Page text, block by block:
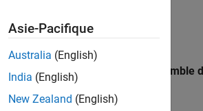
par lieu pour trouver l’ensemble
Asie-Pacifique
Australia (English)
India (English)
New Zealand (English)